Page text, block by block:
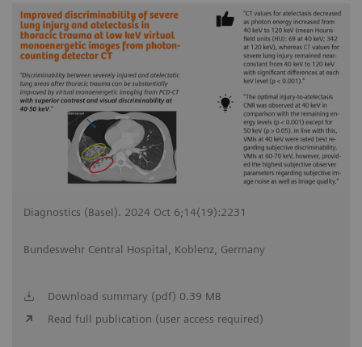
Diagnostics (Basel). 2024 Oct 6;14(19):2231
Bundeswehr Central Hospital, Koblenz, Germany
Download summary (pdf) 0.39 MB
Read full publication (user access required)